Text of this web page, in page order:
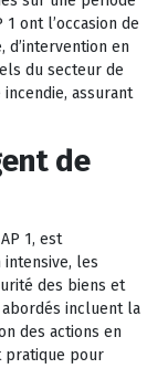
ont l’occasion de
en
du secteur de
assurant
de
1, est
les
des biens et
incluent la
des actions en
pratique pour